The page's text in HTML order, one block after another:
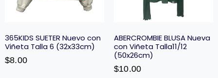
365KIDS SUETER Nuevo con
Viñeta Talla 6 (32x33cm)
$8.00
ABERCROMBIE BLUSA Nueva
con Viñeta Talla11/12
(50x26cm)
$10.00